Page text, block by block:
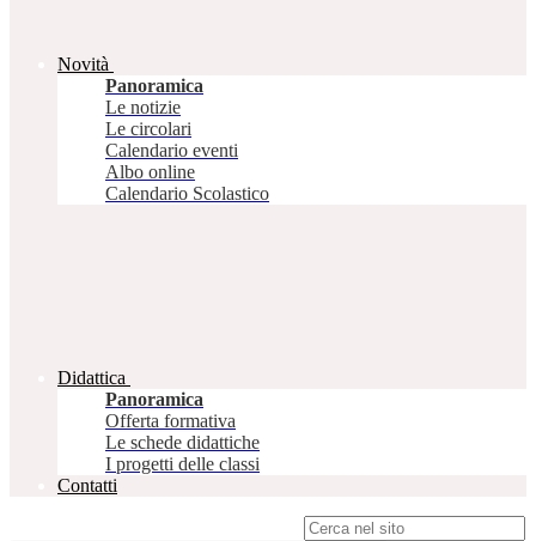
Novità
Panoramica
Le notizie
Le circolari
Calendario eventi
Albo online
Calendario Scolastico
Didattica
Panoramica
Offerta formativa
Le schede didattiche
I progetti delle classi
Contatti